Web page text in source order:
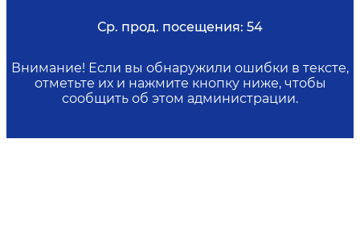
Ср. прод. посещения: 54
Внимание! Если вы обнаружили ошибки в тексте,
отметьте их и нажмите кнопку ниже, чтобы
сообщить об этом администрации.